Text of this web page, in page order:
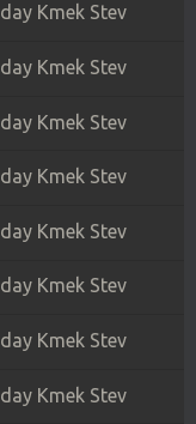
Kmek Stev
Kmek Stev
Kmek Stev
Kmek Stev
Kmek Stev
Kmek Stev
Kmek Stev
Kmek Stev